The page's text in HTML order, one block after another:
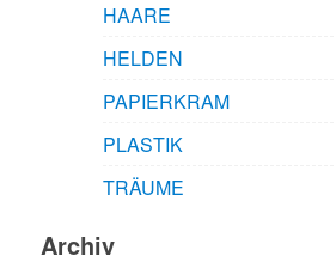
HAARE
HELDEN
PAPIERKRAM
PLASTIK
TRÄUME
Archiv